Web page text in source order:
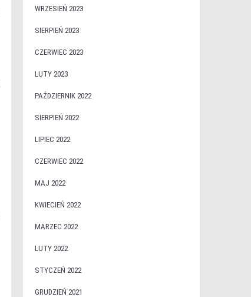
WRZESIEŃ 2023
SIERPIEŃ 2023
CZERWIEC 2023
LUTY 2023
PAŹDZIERNIK 2022
SIERPIEŃ 2022
LIPIEC 2022
CZERWIEC 2022
MAJ 2022
KWIECIEŃ 2022
MARZEC 2022
LUTY 2022
STYCZEŃ 2022
GRUDZIEŃ 2021